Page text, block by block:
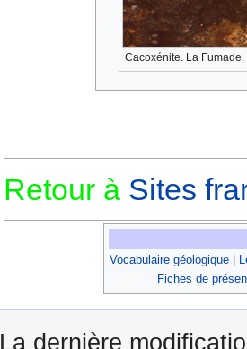
Cacoxénite. La
Retour à Sites
Vocabulaire géologique|
Fiches de
La dernière